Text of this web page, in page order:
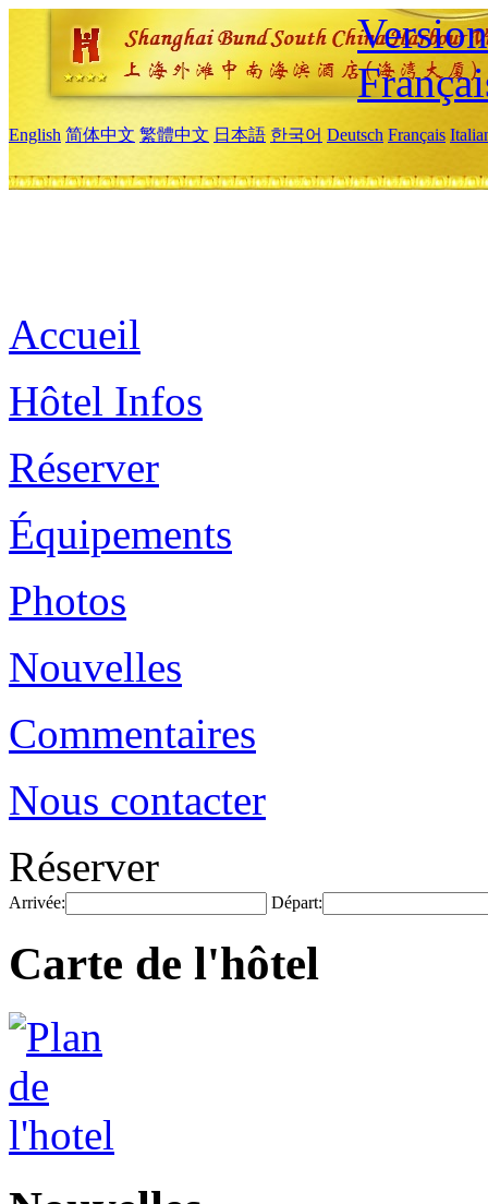
English 简体中文 繁體中文 日本語 한국어 Deutsch Français
Accueil
Hôtel Infos
Réserver
Équipements
Photos
Nouvelles
Commentaires
Nous contacter
Réserver
Arrivée: Départ:
Carte de l'hôtel